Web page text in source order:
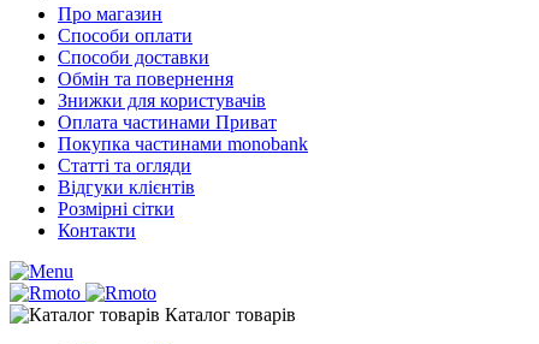
Про магазин
Способи оплати
Способи доставки
Обмін та повернення
Знижки для користувачів
Оплата частинами Приват
Покупка частинами monobank
Статті та огляди
Відгуки клієнтів
Розмірні сітки
Контакти
Каталог товарів